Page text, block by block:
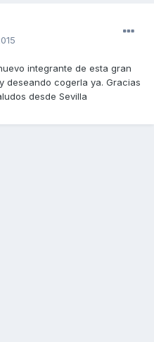
integrante de esta gran
deseando cogerla ya. Gracias
desde Sevilla